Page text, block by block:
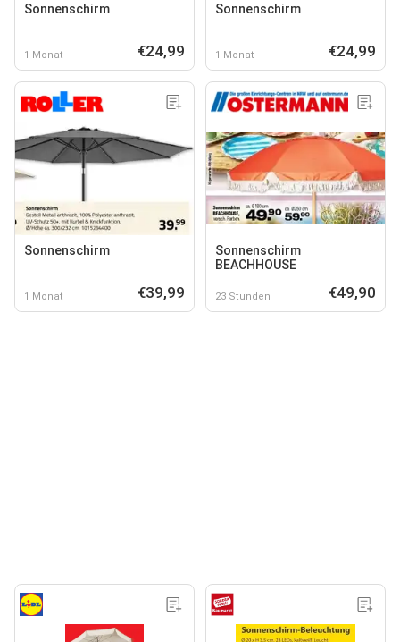
Sonnenschirm
1 Monat €24,99
Sonnenschirm
1 Monat €24,99
Sonnenschirm
1 Monat €39,99
Sonnenschirm
BEACHHOUSE
23 Stunden €49,90